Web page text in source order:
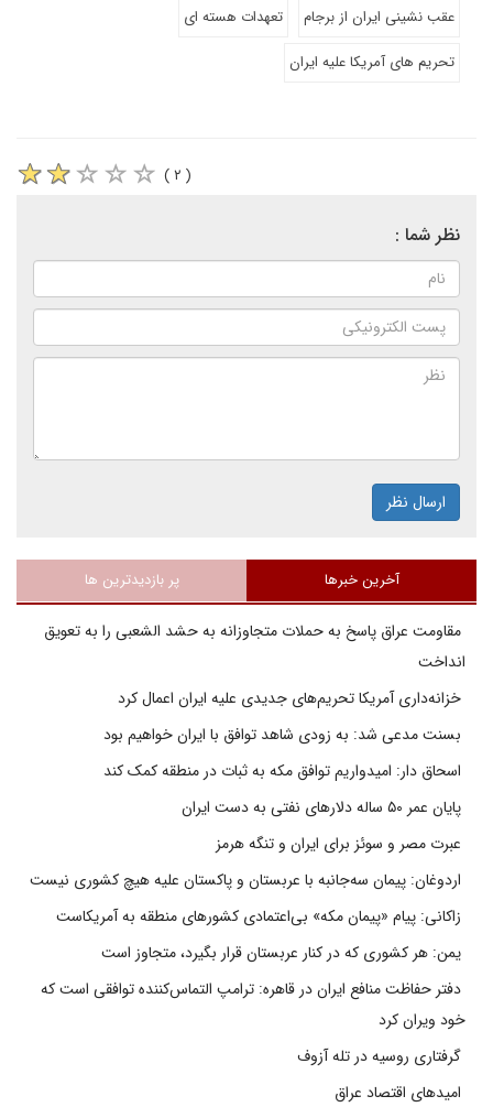
عقب نشینی ایران از برجام
تعهدات هسته ای
تحریم های آمریکا علیه ایران
( ۲ )
نظر شما :
ارسال نظر
آخرین خبرها پر بازدیدترین ها
مقاومت عراق پاسخ به حملات متجاوزانه به حشد الشعبی را به تعویق
انداخت
خزانه‌داری آمریکا تحریم‌های جدیدی علیه ایران اعمال کرد
بسنت مدعی شد: به زودی شاهد توافق با ایران خواهیم بود
اسحاق دار: امیدواریم توافق مکه به ثبات در منطقه کمک کند
پایان عمر ۵۰ ساله دلارهای نفتی به دست ایران
عبرت مصر و سوئز برای ایران و تنگه هرمز
اردوغان: پیمان سه‌جانبه با عربستان و پاکستان علیه هیچ کشوری نیست
زاکانی: پیام «پیمان مکه» بی‌اعتمادی کشورهای منطقه به آمریکاست
یمن: هر کشوری که در کنار عربستان قرار بگیرد، متجاوز است
دفتر حفاظت منافع ایران در قاهره: ترامپ التماس‌کننده توافقی است که
خود ویران کرد
گرفتاری روسیه در تله آزوف
امیدهای اقتصاد عراق